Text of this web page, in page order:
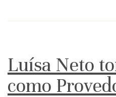
Luísa Neto
como